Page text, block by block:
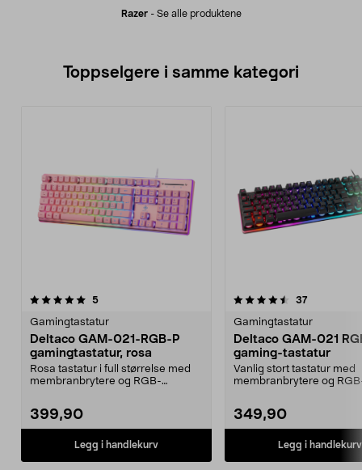
Razer- Se alle produktene
Toppselgere i samme kategori
5anmeldelser
Gamingtastatur
Deltaco GAM-021-RGB-P
gamingtastatur, rosa
Rosa tastatur i full størrelse med
membranbrytere og RGB-
399,90
Legg i handlekurv
4.5 av 5 stjerner 37
Gamingtastatur
Deltaco GAM-021
gaming-tastatur
Vanlig stort tastatur med
membranbrytere og
349,90
Legg i handlekurv
5.0 av 5 stjerner